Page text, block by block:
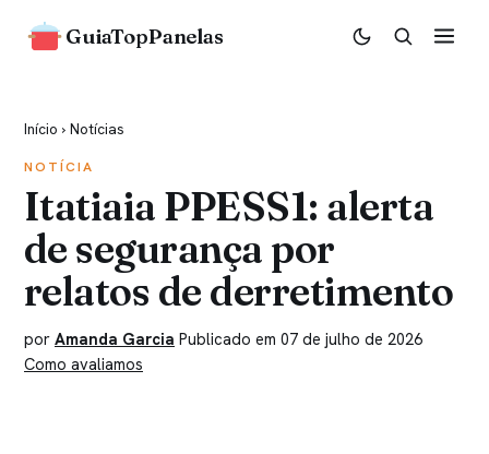
GuiaTopPanelas
Início › Notícias
NOTÍCIA
Itatiaia PPESS1: alerta
de segurança por
relatos de derretimento
por Amanda Garcia Publicado em 07 de julho de 2026
Como avaliamos